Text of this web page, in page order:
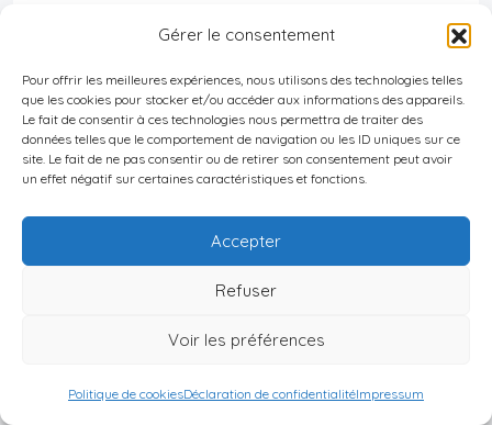
Gérer le consentement
Pour offrir les meilleures expériences, nous utilisons des technologies telles
que les cookies pour stocker et/ou accéder aux informations des appareils.
Le fait de consentir à ces technologies nous permettra de traiter des
données telles que le comportement de navigation ou les ID uniques sur ce
site. Le fait de ne pas consentir ou de retirer son consentement peut avoir
un effet négatif sur certaines caractéristiques et fonctions.
Accepter
Refuser
Voir les préférences
Politique de cookiesDéclaration de confidentialitéImpressum
heure, vous aurez :
Analyse de votre profil — Capital,
objectifs, horizon d'investissement
Top 5 destinations 2026-2027 —
Rendement, sécurité, données
Stratégie fiscale optimisée — Adaptée
à votre situation de résident fiscal ou